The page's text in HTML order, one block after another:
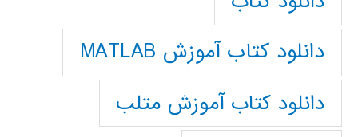
دانلود کتاب آموزش MATLAB
دانلود کتاب آموزش متلب